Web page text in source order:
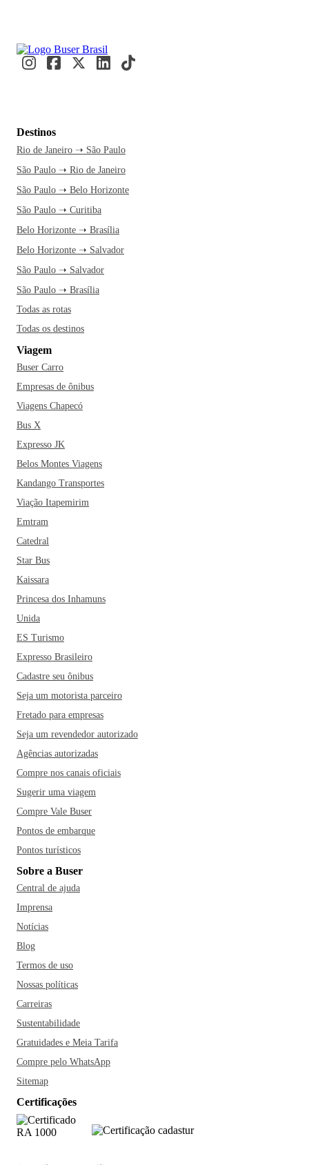
Destinos
Rio de Janeiro ➝ São Paulo
São Paulo ➝ Rio de Janeiro
São Paulo ➝ Belo Horizonte
São Paulo ➝ Curitiba
Belo Horizonte ➝ Brasília
Belo Horizonte ➝ Salvador
São Paulo ➝ Salvador
São Paulo ➝ Brasília
Todas as rotas
Todas os destinos
Viagem
Buser Carro
Empresas de ônibus
Viagens Chapecó
Bus X
Expresso JK
Belos Montes Viagens
Kandango Transportes
Viação Itapemirim
Emtram
Catedral
Star Bus
Kaissara
Princesa dos Inhamuns
Unida
ES Turismo
Expresso Brasileiro
Cadastre seu ônibus
Seja um motorista parceiro
Fretado para empresas
Seja um revendedor autorizado
Agências autorizadas
Compre nos canais oficiais
Sugerir uma viagem
Compre Vale Buser
Pontos de embarque
Pontos turísticos
Sobre a Buser
Central de ajuda
Imprensa
Notícias
Blog
Termos de uso
Nossas políticas
Carreiras
Sustentabilidade
Gratuidades e Meia Tarifa
Compre pelo WhatsApp
Sitemap
Certificações